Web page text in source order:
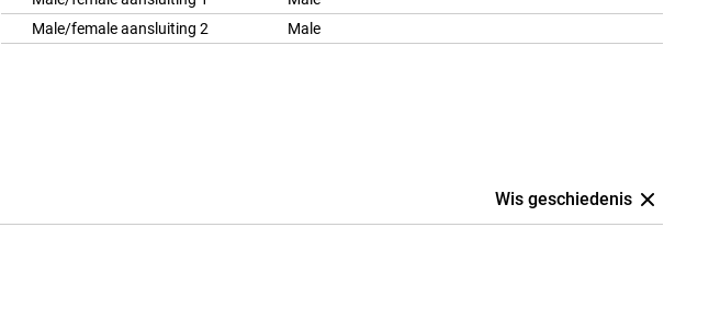
Male/female aansluiting 2
Male
Wis geschiedenis